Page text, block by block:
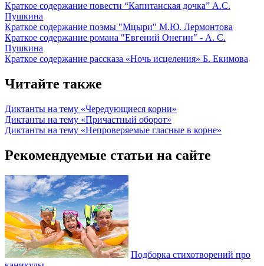
Краткое содержание повести “Капитанская дочка” А.С.
Пушкина
Краткое содержание поэмы "Мцыри" М.Ю. Лермонтова
Краткое содержание романа "Евгений Онегин" - А. С.
Пушкина
Краткое содержание рассказа «Ночь исцеления» Б. Екимова
Читайте также
Диктанты на тему «Чередующиеся корни»
Диктанты на тему «Причастный оборот»
Диктанты на тему «Непроверяемые гласные в корне»
Рекомендуемые статьи на сайте
Подборка стихотворений про